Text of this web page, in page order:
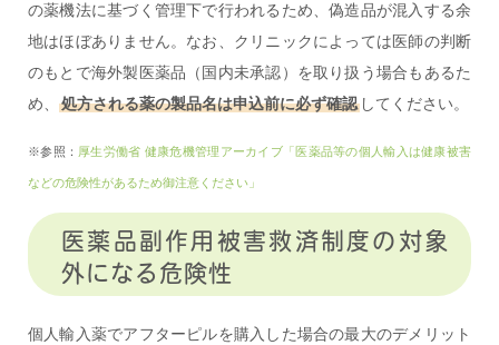
の薬機法に基づく管理下で行われるため、偽造品が混入する余
地はほぼありません。なお、クリニックによっては医師の判断
のもとで海外製医薬品（国内未承認）を取り扱う場合もあるた
め、
処方される薬の製品名は申込前に必ず確認 してください。
※参照： 厚生労働省 健康危機管理アーカイブ「医薬品等の個人輸入は健康被害
などの危険性があるため御注意ください」
医薬品副作用被害救済制度の対象
外になる危険性
個人輸入薬でアフターピルを購入した場合の最大のデメリット